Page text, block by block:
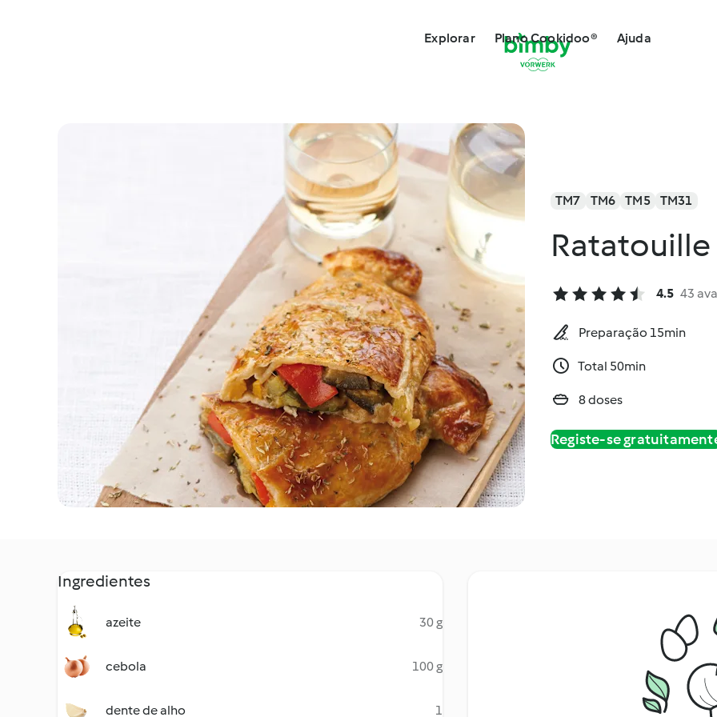
Explorar Plano Cookidoo® Ajuda
TM7 TM6 TM5 TM31
Ratatouille
4.5 43
Preparação 15min
Total 50min
8 doses
Registe-se
Ingredientes
azeite 30 g
cebola 100 g
dente de alho 1